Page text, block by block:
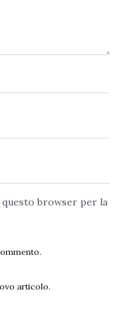
questo browser per la
articolo.